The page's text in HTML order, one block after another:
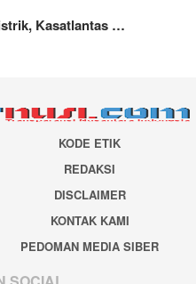
Kasatlantas …
KODE ETIK
REDAKSI
DISCLAIMER
KONTAK KAMI
PEDOMAN MEDIA SIBER